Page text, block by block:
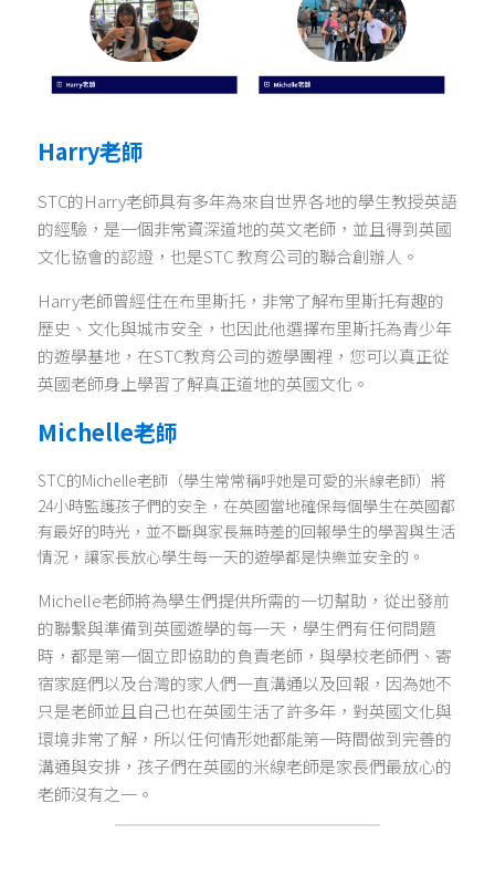
Harry老師
STC的Harry老師具有多年為來自世界各地的學生教授英語
的經驗，是一個非常資深道地的英文老師，並且得到英國
文化協會的認證，也是STC 教育公司的聯合創辦人。
Harry老師曾經住在布里斯托，非常了解布里斯托有趣的
歷史、文化與城市安全，也因此他選擇布里斯托為青少年
的遊學基地，在STC教育公司的遊學團裡，您可以真正從
英國老師身上學習了解真正道地的英國文化。
Michelle老師
STC的Michelle老師（學生常常稱呼她是可愛的米線老師）將
24小時監護孩子們的安全，在英國當地確保每個學生在英國都
有最好的時光，並不斷與家長無時差的回報學生的學習與生活
情況，讓家長放心學生每一天的遊學都是快樂並安全的。
Michelle老師將為學生們提供所需的一切幫助，從出發前
的聯繫與準備到英國遊學的每一天，學生們有任何問題
時，都是第一個立即協助的負責老師，與學校老師們、寄
宿家庭們以及台灣的家人們一直溝通以及回報，因為她不
只是老師並且自己也在英國生活了許多年，對英國文化與
環境非常了解，所以任何情形她都能第一時間做到完善的
溝通與安排，孩子們在英國的米線老師是家長們最放心的
老師沒有之一。